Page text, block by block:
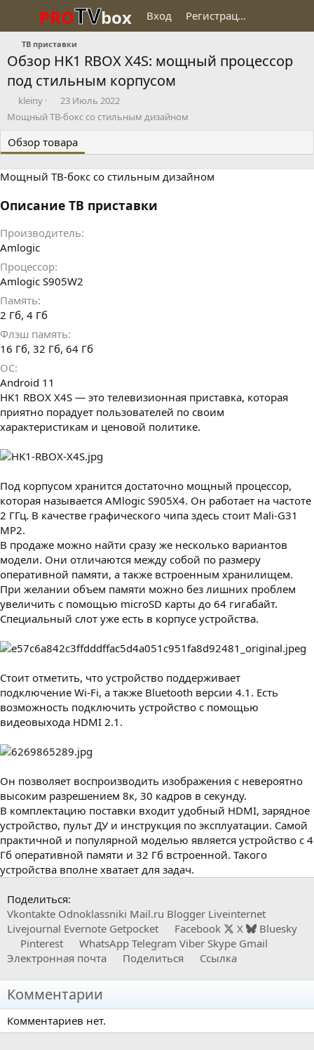
PROTVbox Вход Регистрация
ТВ приставки
Обзор HK1 RBOX X4S: мощный процессор
под стильным корпусом
Д
о
а
в
л
kleiny
Д
а
а
с
з
а
н
я
23 Июль 2022
Мощный ТВ-бокс со стильным дизайном
Обзор товара
Мощный ТВ-бокс со стильным дизайном
Описание ТВ приставки
Производитель
Amlogic
Процессор
Amlogic S905W2
Память
2 Гб 4 Гб
Флэш память
16 Гб 32 Гб 64 Гб
ОС
Android 11
HK1 RBOX X4S — это телевизионная приставка, которая
приятно порадует пользователей по своим
характеристикам и ценовой политике.
Под корпусом хранится достаточно мощный процессор,
которая называется AMlogic S905X4. Он работает на частоте
2 ГГц. В качестве графического чипа здесь стоит Mali-G31
MP2.
В продаже можно найти сразу же несколько вариантов
модели. Они отличаются между собой по размеру
оперативной памяти, а также встроенным хранилищем.
При желании объем памяти можно без лишних проблем
увеличить с помощью microSD карты до 64 гигабайт.
Специальный слот уже есть в корпусе устройства.
Стоит отметить, что устройство поддерживает
подключение Wi-Fi, а также Bluetooth версии 4.1. Есть
возможность подключить устройство с помощью
видеовыхода HDMI 2.1.
Он позволяет воспроизводить изображения с невероятно
высоким разрешением 8к, 30 кадров в секунду.
В комплектацию поставки входит удобный HDMI, зарядное
устройство, пульт ДУ и инструкция по эксплуатации. Самой
практичной и популярной моделью является устройство с 4
Гб оперативной памяти и 32 Гб встроенной. Такого
устройства вполне хватает для задач.
Поделиться:
Vkontakte Odnoklassniki Mail.ru Blogger Liveinternet
Livejournal Evernote Getpocket Facebook X
Bluesky
Pinterest
WhatsApp Telegram Viber Skype Gmail
Электронная почта
Поделиться Ссылка
Комментарии
Комментариев нет.